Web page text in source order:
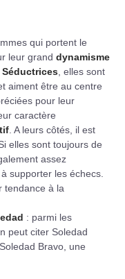
qui portent le
leur grand dynamisme
Séductrices , elles sont
aiment être au centre
pour leur
caractère
. A leurs côtés, il est
elles sont toujours de
assez
supporter les échecs.
tendance à la
: parmi les
peut citer Soledad
Bravo, une